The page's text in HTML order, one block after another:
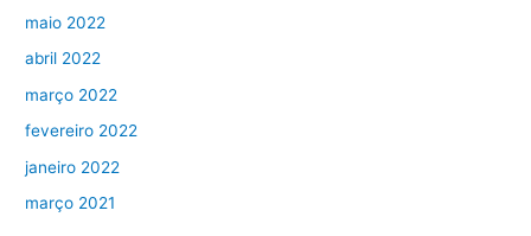
maio 2022
abril 2022
março 2022
fevereiro 2022
janeiro 2022
março 2021